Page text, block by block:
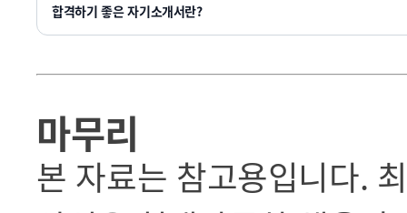
합격하기 좋은 자기소개서란?
마무리
본 자료는 참고용입니다.